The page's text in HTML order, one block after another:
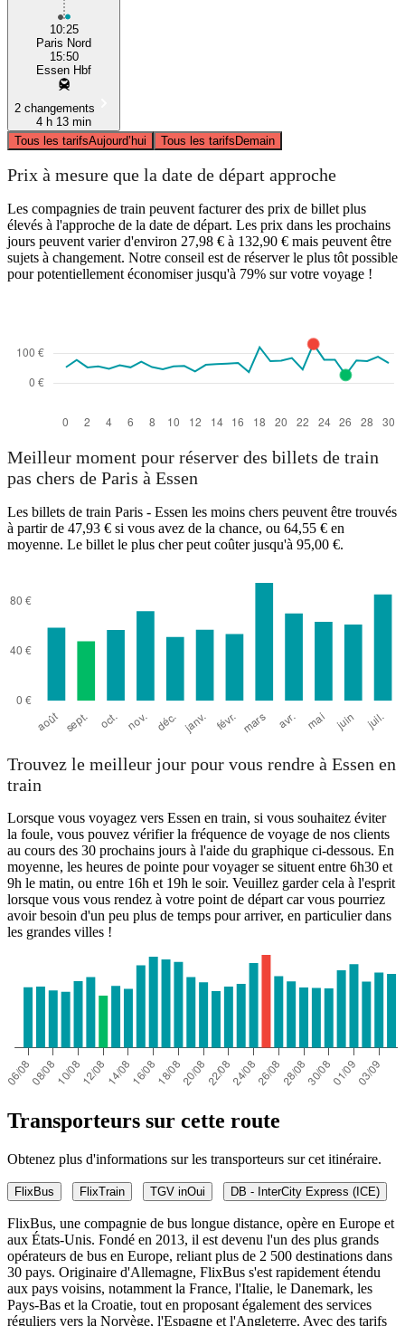
10:25
Paris Nord
15:50
Essen Hbf
2 changements
4 h 13 min
Tous les tarifsAujourd’hui Tous les tarifsDemain
Prix à mesure que la date de départ approche
Les compagnies de train peuvent facturer des prix de billet plus
élevés à l'approche de la date de départ. Les prix dans les prochains
jours peuvent varier d'environ 27,98 € à 132,90 € mais peuvent être
sujets à changement. Notre conseil est de réserver le plus tôt possible
pour potentiellement économiser jusqu'à 79% sur votre voyage !
Meilleur moment pour réserver des billets de train
pas chers de Paris à Essen
Les billets de train Paris - Essen les moins chers peuvent être trouvés
à partir de 47,93 € si vous avez de la chance, ou 64,55 € en
moyenne. Le billet le plus cher peut coûter jusqu'à 95,00 €.
Trouvez le meilleur jour pour vous rendre à Essen en
train
Lorsque vous voyagez vers Essen en train, si vous souhaitez éviter
la foule, vous pouvez vérifier la fréquence de voyage de nos clients
au cours des 30 prochains jours à l'aide du graphique ci-dessous. En
moyenne, les heures de pointe pour voyager se situent entre 6h30 et
9h le matin, ou entre 16h et 19h le soir. Veuillez garder cela à l'esprit
lorsque vous vous rendez à votre point de départ car vous pourriez
avoir besoin d'un peu plus de temps pour arriver, en particulier dans
les grandes villes !
Transporteurs sur cette route
Obtenez plus d'informations sur les transporteurs sur cet itinéraire.
FlixBus FlixTrain TGV inOui DB - InterCity Express (ICE)
FlixBus, une compagnie de bus longue distance, opère en Europe et
aux États-Unis. Fondé en 2013, il est devenu l'un des plus grands
opérateurs de bus en Europe, reliant plus de 2 500 destinations dans
30 pays. Originaire d'Allemagne, FlixBus s'est rapidement étendu
aux pays voisins, notamment la France, l'Italie, le Danemark, les
Pays-Bas et la Croatie, tout en proposant également des services
réguliers vers la Norvège, l'Espagne et l'Angleterre. Avec des tarifs